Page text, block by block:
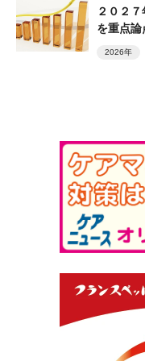
２０２
を重点論
2026年